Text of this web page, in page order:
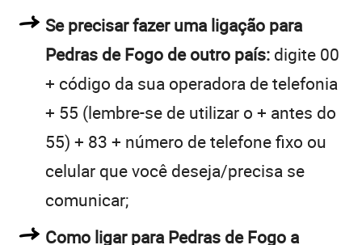
Se precisar fazer uma ligação para
Pedras de Fogo de outro país: digite 00
+ código da sua operadora de telefonia
+ 55 (lembre-se de utilizar o + antes do
55) + 83 + número de telefone fixo ou
celular que você deseja/precisa se
comunicar;
Como ligar para Pedras de Fogo a